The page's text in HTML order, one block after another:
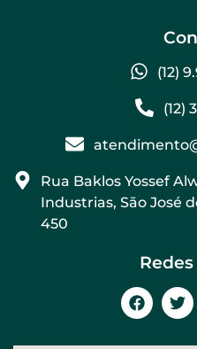
(12)
(12)
Rua Baklos Yossef
Industrias, São José
450